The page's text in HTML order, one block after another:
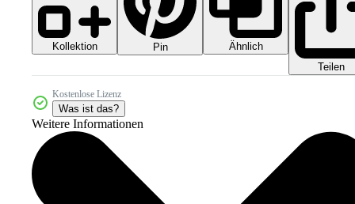
Kollektion Pin
Ähnlich
Teilen
Kostenlose Lizenz
Was ist das?
Weitere Informationen